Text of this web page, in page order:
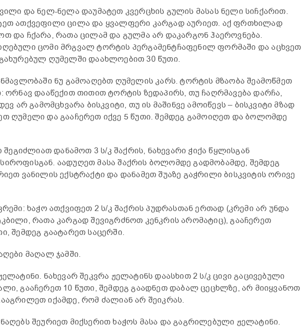
და ნელ-ნელა დაუმატეთ კვერცხის გულის მასას ნელი სიჩქარით.
ათქვეფილი ცილა და ყვალფერი კარგად აურიეთ. აქ ფრთხილად
და ჩქარა, რათა ცილამ და გულმა არ დაკარგონ ჰაეროვნება.
ცომი მრგვალ ტორტის პერგამენტჩაფენილ ფორმაში და აცხვეთ
ღუმელში დაახლოებით 30 წუთი.
ნუ გამოაღებთ ღუმელის კარს. ტორტის მზაობა შეამოწმეთ
ორნავ დააწექით თითით ტორტის ზედაპირს, თუ ჩაღრმავება დარჩა,
არ გამომცხვარა ბისკვიტი, თუ ის მაშინვე ამოიწევს – ბისკვიტი მზად
ღუმელი და გააჩერეთ იქვე 5 წუთი. შემდეგ გამოიღეთ და ბოლომდე
შეგიძლიათ დანამოთ 3 ს/კ შაქრის, ნახევარი ჭიქა წყლისგან
აადუღეთ მასა შაქრის ბოლომდე გადმობამდე, შემდეგ
ვანილის ექსტრაქტი და დანამეთ შუაზე გაჭრილი ბისკვიტის ორივე
ხაჭო ათქვიფეთ 2 ს/კ შაქრის პუდრასთან ერთად (კრემი არ უნდა
რათა კარგად შევიგრძნოთ კენკრის არომატიც), გააჩერეთ
შემდეგ გაატარეთ საცერში.
მაღალ ჯამში.
ნახევარ შეკვრა ჟელატინს დაასხით 2 ს/კ ცივი გაცივებული
გააჩერეთ 10 წუთი, შემდეგ გაადნეთ დაბალ ცეცხლზე, არ მიიყვანოთ
იქამდე, რომ ძალიან არ შეიკრას.
შეურიეთ მიქსერით ხაჭოს მასა და გაგრილებული ჟელატინი.